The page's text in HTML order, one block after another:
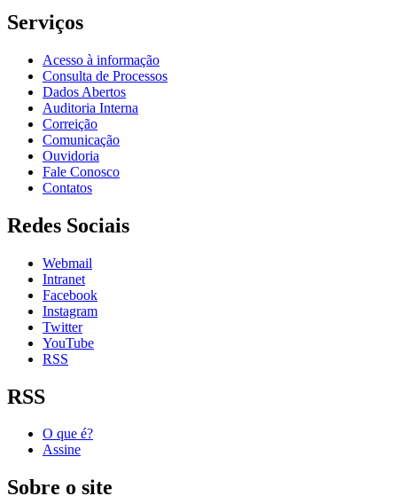
Serviços
Acesso à informação
Consulta de Processos
Dados Abertos
Auditoria Interna
Correição
Comunicação
Ouvidoria
Fale Conosco
Contatos
Redes Sociais
Webmail
Intranet
Facebook
Instagram
Twitter
YouTube
RSS
RSS
O que é?
Assine
Sobre o site